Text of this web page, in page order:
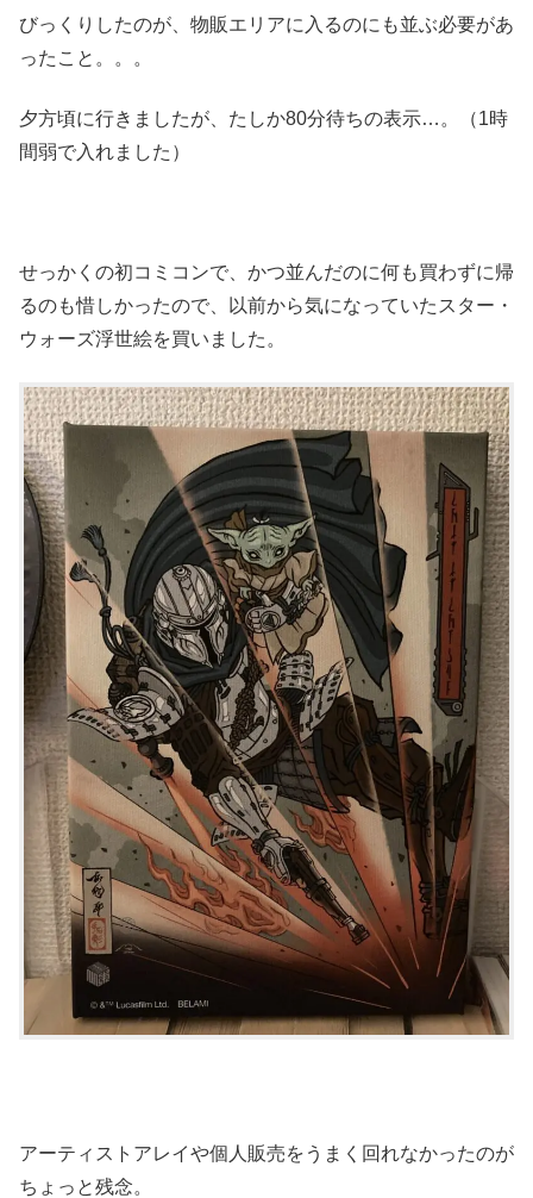
びっくりしたのが、物販エリアに入るのにも並ぶ必要があ
ったこと。。。
夕方頃に行きましたが、たしか80分待ちの表示…。（1時
間弱で入れました）
せっかくの初コミコンで、かつ並んだのに何も買わずに帰
るのも惜しかったので、以前から気になっていたスター・
ウォーズ浮世絵を買いました。
アーティストアレイや個人販売をうまく回れなかったのが
ちょっと残念。